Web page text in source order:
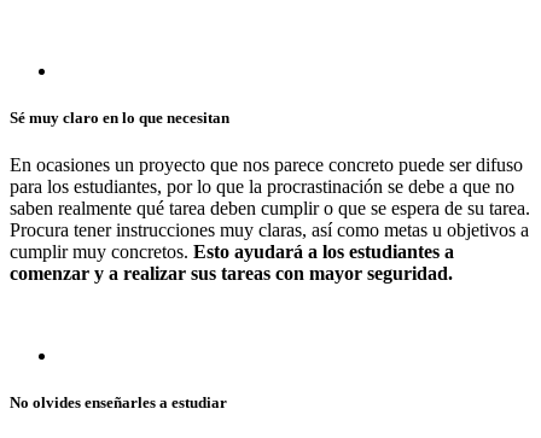
Sé muy claro en lo que necesitan
En ocasiones un proyecto que nos parece concreto puede ser difuso
para los estudiantes, por lo que la procrastinación se debe a que no
saben realmente qué tarea deben cumplir o que se espera de su tarea.
Procura tener instrucciones muy claras, así como metas u objetivos a
cumplir muy concretos. Esto ayudará a los estudiantes a
comenzar y a realizar sus tareas con mayor seguridad.
No olvides enseñarles a estudiar